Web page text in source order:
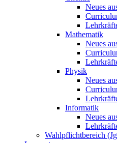
Neues
Mathematik
Neues
Physik
Neues
Informatik
Neues
Wahlpflichtbereich